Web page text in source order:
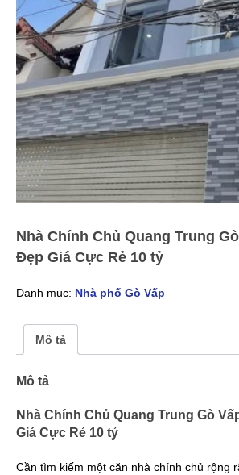
Nhà Chính Chủ Quang Trung
Đẹp Giá Cực Rẻ 10 tỷ
Danh mục: Nhà phố Gò Vấp
Mô tả
Mô tả
Nhà Chính Chủ Quang Trung Gò
Giá Cực Rẻ 10 tỷ
Cần tìm kiếm một căn nhà chính chủ rộng